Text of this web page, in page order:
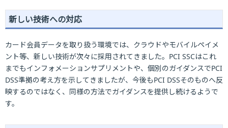
新しい技術への対応
カード会員データを取り扱う環境では、クラウドやモバイルペイメ
ント等、新しい技術が次々に採用されてきました。PCI SSCはこれ
までもインフォメーションサプリメントや、個別のガイダンスでPCI
DSS準拠の考え方を示してきましたが、今後もPCI DSSそのものへ反
映するのではなく、同様の方法でガイダンスを提供し続けるようで
す。